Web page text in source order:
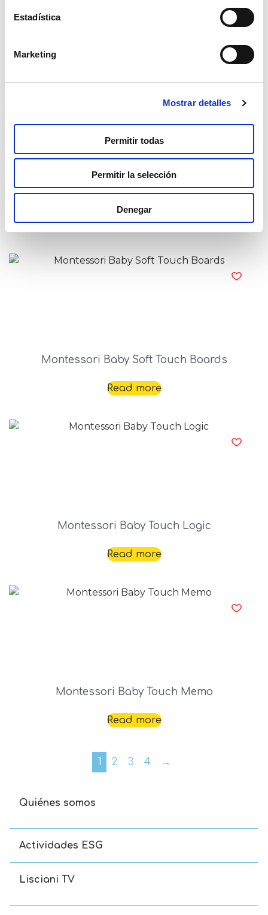
Estadística
Marketing
Mostrar detalles
Permitir todas
Permitir la selección
Denegar
Montessori Baby Madera La Casa Del Ratón
Montessori Baby Round Puppies
Read more
Montessori Baby Soft Touch Boards
Read more
Montessori Baby Touch Logic
Read more
Montessori Baby Touch Memo
Read more
1 2 3 4 →
Quiénes somos
Actividades ESG
Lisciani TV